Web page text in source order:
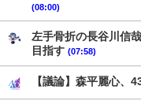
(08:00)
左手骨折の長谷川信
目指す (07:58)
【議論】森平麗心、